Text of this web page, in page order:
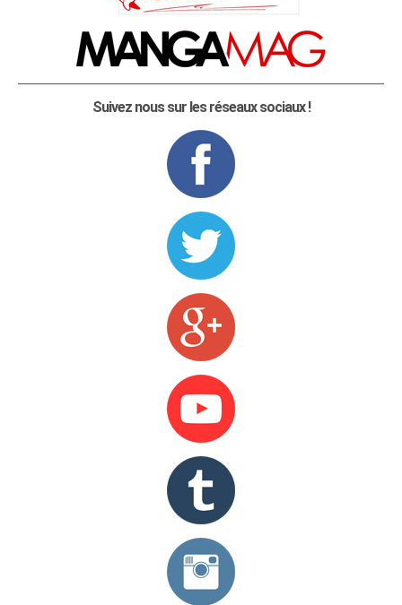
Suivez nous sur les réseaux sociaux !